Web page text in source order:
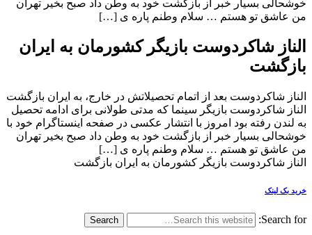
خوشحالی بسیار خبر از بازگشت خود به وطن داد صبح بخیر تهران
من عاشق تو هستم … سلام وطنم پاره ی […]
الناز شاکردوست بازیگر کشورمان به ایران
بازگشت
الناز شاکردوست بعد از اتمام تحصیلاتش در خارج، به ایران بازگشت
الناز شاکردوست بازیگر سینما که مدتی طولانی برای ادامه تحصیل
به لندن رفته بود امروز با انتشار عکسی در صفحه اینستاگرام خود با
خوشحالی بسیار خبر از بازگشت خود به وطن داد صبح بخیر تهران
من عاشق تو هستم … سلام وطنم پاره ی […]
الناز شاکردوست بازیگر کشورمان به ایران بازگشت
خرید بک لینک
Search for: